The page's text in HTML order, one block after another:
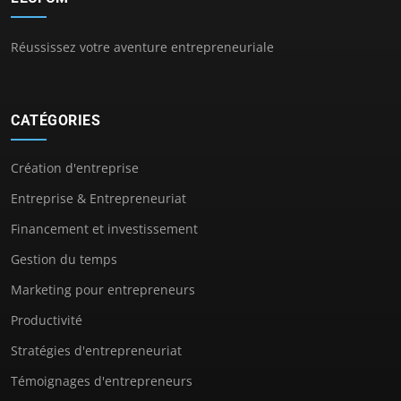
Réussissez votre aventure entrepreneuriale
CATÉGORIES
Création d'entreprise
Entreprise & Entrepreneuriat
Financement et investissement
Gestion du temps
Marketing pour entrepreneurs
Productivité
Stratégies d'entrepreneuriat
Témoignages d'entrepreneurs